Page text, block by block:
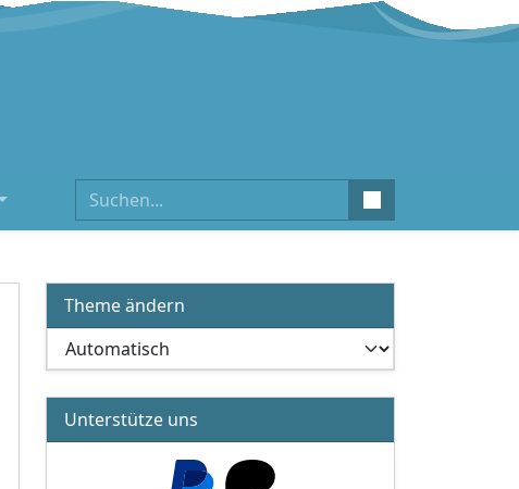
Suchen
Theme ändern
Unterstütze uns